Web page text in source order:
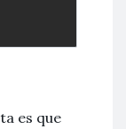
es que